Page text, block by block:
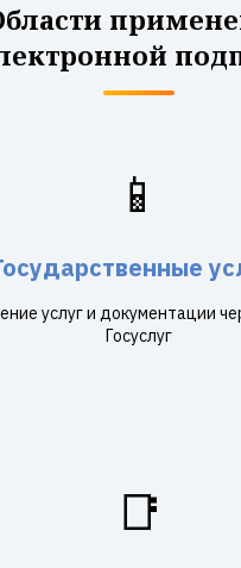
📱
услуг и документации
Госуслуг
📑